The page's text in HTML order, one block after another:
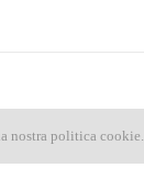
nostra politica cookie.